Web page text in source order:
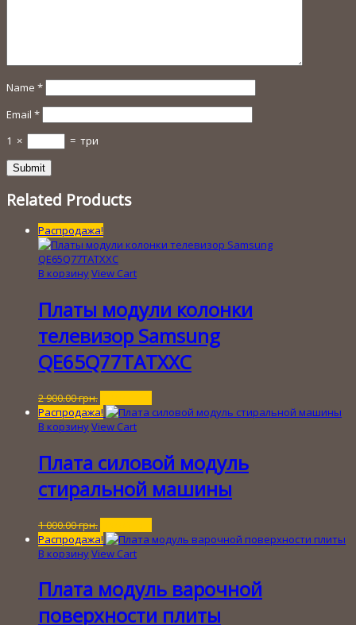
Name *
Email *
1 × = три
Related Products
Распродажа!
В корзинуView Cart
Платы модули колонки
телевизор Samsung
QE65Q77TATXXC
2 900.00грн.
цена
составляла
цена:
Распродажа!
В корзинуView Cart
Плата силовой модуль
стиральной машины
1 000.00грн.
цена
составляла
цена:
Распродажа!
В корзинуView Cart
Плата модуль варочной
поверхности плиты